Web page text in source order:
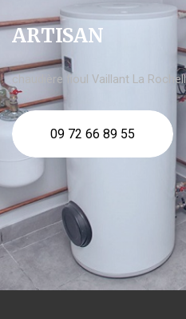
ARTISAN
chaudière fioul Vaillant La
09 72 66 89 55